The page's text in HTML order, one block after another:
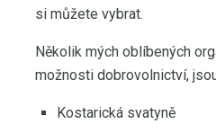
si můžete vybrat.
Několik mých oblíbených
možnosti dobrovolnictví,
Kostarická svatyně